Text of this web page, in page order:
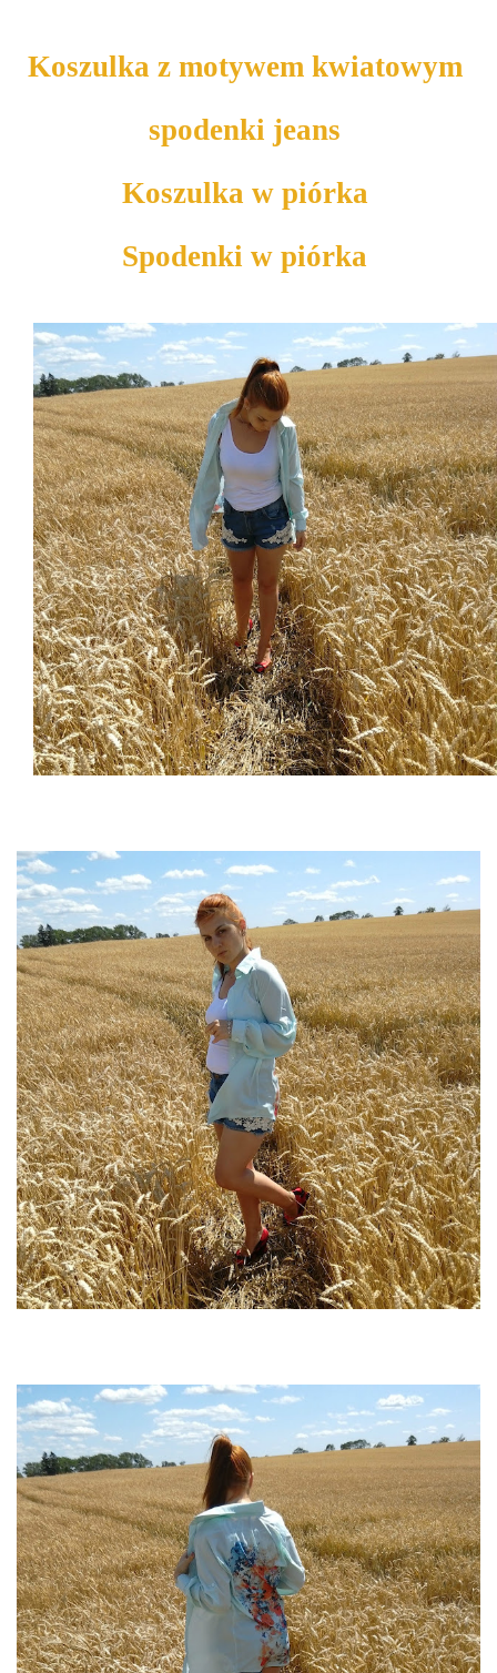
Koszulka z motywem kwiatowym
spodenki jeans
Koszulka w piórka
Spodenki w piórka